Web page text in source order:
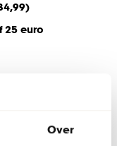
Over
25 euro